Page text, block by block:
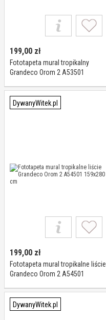
199,00 zł
Fototapeta mural tropikalny
Grandeco Orom 2 A53501
DywanyWitek.pl
199,00 zł
Fototapeta mural tropikalne liście
Grandeco Orom 2 A54501
DywanyWitek.pl